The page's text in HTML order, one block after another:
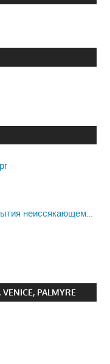
неиссякающем…
PALMYRE